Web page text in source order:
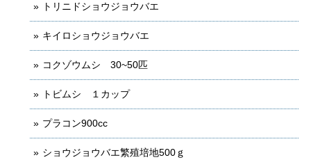
トリニドショウジョウバエ
キイロショウジョウバエ
コクゾウムシ 30~50匹
トビムシ １カップ
プラコン900cc
ショウジョウバエ繁殖培地500ｇ